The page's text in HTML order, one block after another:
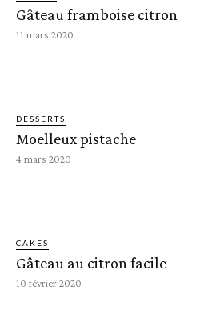
Gâteau framboise citron
11 mars 2020
DESSERTS
Moelleux pistache
4 mars 2020
CAKES
Gâteau au citron facile
10 février 2020